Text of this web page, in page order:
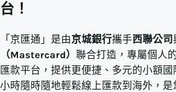
台！
「京匯通」是由京城銀行攜手西聯公司
（Mastercard）聯合打造，專屬個人
匯款平台，提供更便捷、多元的小額
小時隨時隨地輕鬆線上匯款到海外，是